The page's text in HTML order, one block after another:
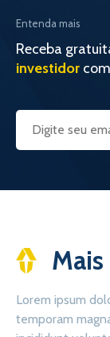
Entenda mais
Receba
investidor
Lorem ipsum
temporam